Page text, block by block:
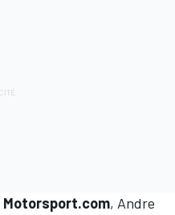
Motorsport.com, Andre